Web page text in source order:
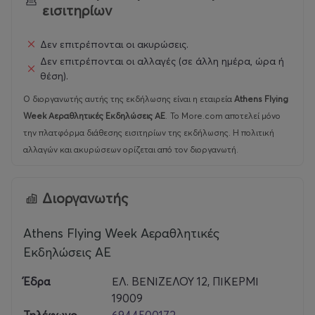
εισιτηρίων
Δεν επιτρέπονται οι ακυρώσεις.
Δεν επιτρέπονται οι αλλαγές (σε άλλη ημέρα, ώρα ή
θέση).
Ο διοργανωτής αυτής της εκδήλωσης είναι η εταιρεία Athens Flying
Week Αεραθλητικές Εκδηλώσεις ΑΕ. Το More.com αποτελεί μόνο
την πλατφόρμα διάθεσης εισιτηρίων της εκδήλωσης. Η πολιτική
αλλαγών και ακυρώσεων ορίζεται από τον διοργανωτή.
Διοργανωτής
Athens Flying Week Αεραθλητικές
Εκδηλώσεις ΑΕ
Έδρα
ΕΛ. ΒΕΝΙΖΕΛΟΥ 12, ΠΙΚΕΡΜΙ
19009